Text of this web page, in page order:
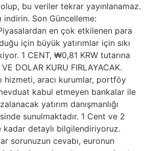
bu veriler tekrar yayınlanamaz.
indirin. Son Güncelleme:
en çok etkilenen para
için büyük yatırımlar için sıkı
1 CENT, ₩0,81 KRW tutarına
DOLAR KURU FIRLAYACAK.
hizmeti, aracı kurumlar, portföy
kabul etmeyen bankalar ile
yatırım danışmanlığı
sunulmaktadır. 1 Cent ve 2
kadar detaylı bilgilendiriyoruz.
sorunuzun cevabı, euronun